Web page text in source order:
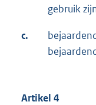
gebruik
c.
Artikel 4